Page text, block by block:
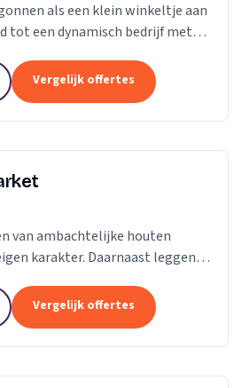
als een klein winkeltje aan
tot een dynamisch bedrijf met
gebied van parket, kurk en...
Vergelijk offertes
van ambachtelijke houten
karakter. Daarnaast leggen
PVC vloeren. Heeft u al een...
Vergelijk offertes